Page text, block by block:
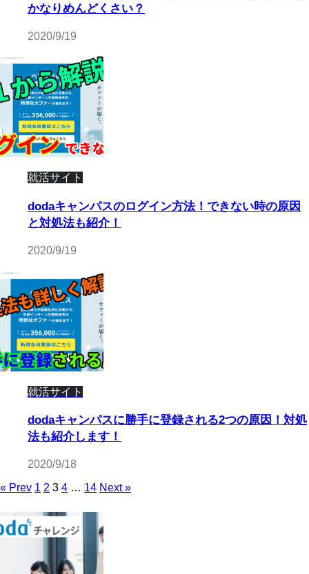
かなりめんどくさい？
2020/9/19
就活サイト
dodaキャンパスのログイン方法！できない時の原因
と対処法も紹介！
2020/9/19
就活サイト
dodaキャンパスに勝手に登録される2つの原因！対処
法も紹介します！
2020/9/18
« Prev 1 2 3 4 … 14 Next »